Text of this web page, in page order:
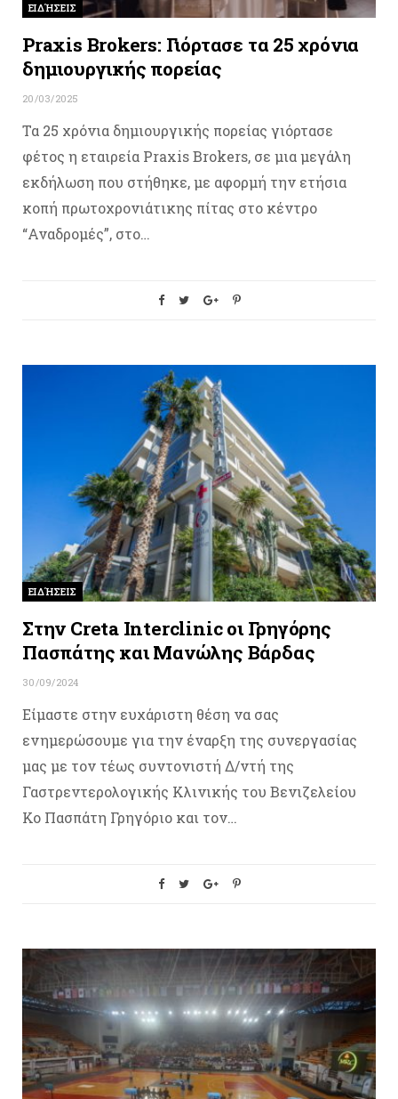
ΕΙΔΉΣΕΙΣ
Praxis Brokers: Γιόρτασε τα 25 χρόνια
δημιουργικής πορείας
20/03/2025
Τα 25 χρόνια δημιουργικής πορείας γιόρτασε
φέτος η εταιρεία Praxis Brokers, σε μια μεγάλη
εκδήλωση που στήθηκε, με αφορμή την ετήσια
κοπή πρωτοχρονιάτικης πίτας στο κέντρο
“Αναδρομές”, στο…
ΕΙΔΉΣΕΙΣ
Στην Creta Interclinic οι Γρηγόρης
Πασπάτης και Μανώλης Βάρδας
30/09/2024
Είμαστε στην ευχάριστη θέση να σας
ενημερώσουμε για την έναρξη της συνεργασίας
μας με τον τέως συντονιστή Δ/ντή της
Γαστρεντερολογικής Κλινικής του Βενιζελείου
Κο Πασπάτη Γρηγόριο και τον…